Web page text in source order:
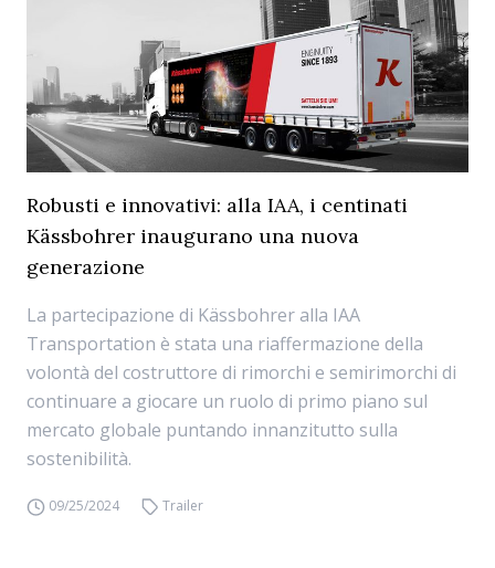
Robusti e innovativi: alla IAA, i centinati
Kässbohrer inaugurano una nuova
generazione
La partecipazione di Kässbohrer alla IAA
Transportation è stata una riaffermazione della
volontà del costruttore di rimorchi e semirimorchi di
continuare a giocare un ruolo di primo piano sul
mercato globale puntando innanzitutto sulla
sostenibilità.
09/25/2024 Trailer